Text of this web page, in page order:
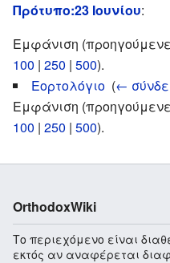
Πρότυπο:23 Ιουνίου:
Εμφάνιση
100 | 250 | 500).
Εορτολόγιο (←
Εμφάνιση
100 | 250 | 500).
OrthodoxWiki
Το περιεχόμενο είναι
εκτός αν αναφέρεται